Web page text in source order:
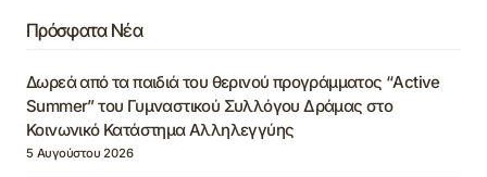
Πρόσφατα Νέα
Δωρεά από τα παιδιά του θερινού προγράμματος “Active
Summer” του Γυμναστικού Συλλόγου Δράμας στο
Κοινωνικό Κατάστημα Αλληλεγγύης
5 Αυγούστου 2026